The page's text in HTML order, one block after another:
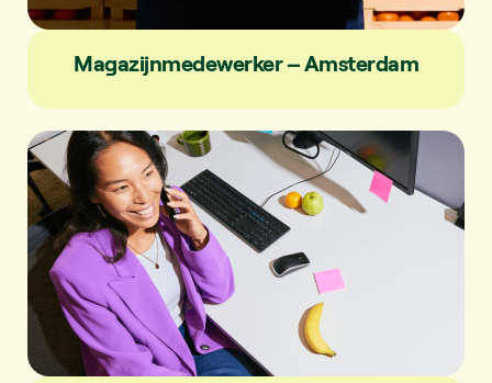
Magazijnmedewerker – Amsterdam